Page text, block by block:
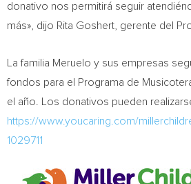
donativo nos permitirá seguir
más», dijo Rita Goshert , gerente del
La familia Meruelo y sus empresas
fondos para el Programa de
el año. Los donativos pueden
https://www.youcaring.com/
1029711